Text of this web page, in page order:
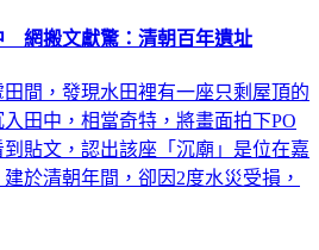
網搬文獻驚：清朝百年遺址
間，發現水田裡有一座只剩屋頂的
田中，相當奇特，將畫面拍下PO
到貼文，認出該座「沉廟」是位在嘉
於清朝年間，卻因2度水災受損，